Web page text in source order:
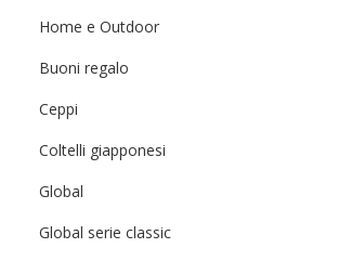
Home e Outdoor
Buoni regalo
Ceppi
Coltelli giapponesi
Global
Global serie classic